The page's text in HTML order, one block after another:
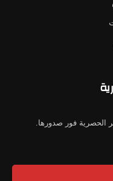
الحصرية فور صدورها.